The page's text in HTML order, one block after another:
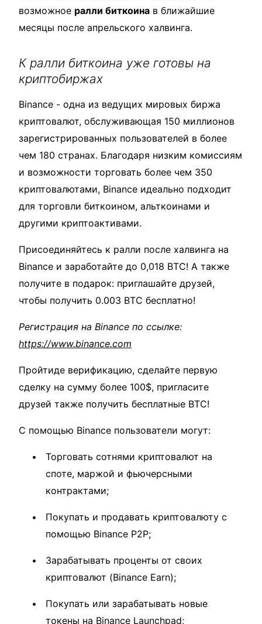
возможное ралли биткоина в ближайшие
месяцы после апрельского халвинга.
К ралли биткоина уже готовы на
криптобиржах
Binance - одна из ведущих мировых биржа
криптовалют, обслуживающая 150 миллионов
зарегистрированных пользователей в более
чем 180 странах. Благодаря низким комиссиям
и возможности торговать более чем 350
криптовалютами, Binance идеально подходит
для торговли биткоином, альткоинами и
другими криптоактивами.
Присоединяйтесь к ралли после халвинга на
Binance и заработайте до 0,018 BTC! А также
получите в подарок: приглашайте друзей,
чтобы получить 0.003 BTC бесплатно!
Регистрация на Binance по ссылке:
https://www.binance.com
Пройтиде верификацию, сделайте первую
сделку на сумму более 100$, пригласите
друзей также получить бесплатные BTC!
С помощью Binance пользователи могут:
Торговать сотнями криптовалют на
споте, маржой и фьючерсными
контрактами;
Покупать и продавать криптовалюту с
помощью Binance P2P;
Зарабатывать проценты от своих
криптовалют (Binance Earn);
Покупать или зарабатывать новые
токены на Binance Launchpad;